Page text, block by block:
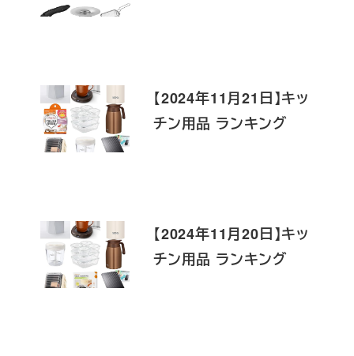
【2024年11月21日】キッ
チン用品 ランキング
【2024年11月20日】キッ
チン用品 ランキング